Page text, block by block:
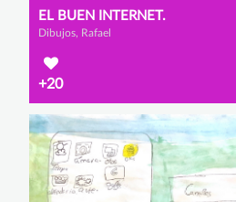
EL BUEN INTERNET.
Dibujos, Rafael
+20